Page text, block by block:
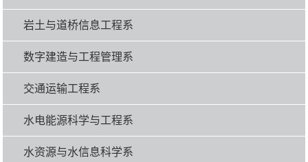
岩土与道桥信息工程系
数字建造与工程管理系
交通运输工程系
水电能源科学与工程系
水资源与水信息科学系